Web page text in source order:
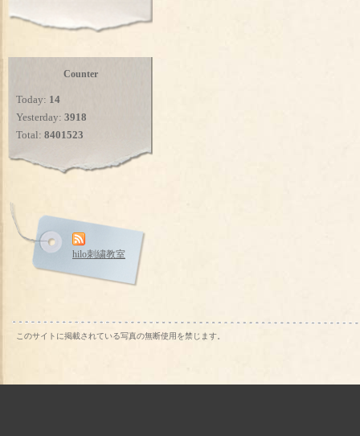
Counter
Today: 14
Yesterday: 3918
Total: 8401523
hilo刺繍教室
このサイトに掲載されている写真の無断使用を禁じます。